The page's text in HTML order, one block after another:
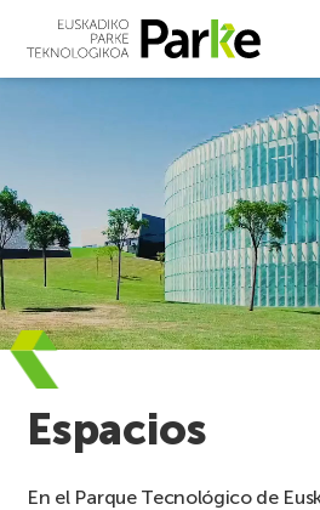
Espacios
En el Parque Tecnológico de